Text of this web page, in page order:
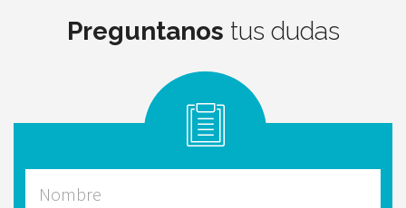
Preguntanos tus dudas